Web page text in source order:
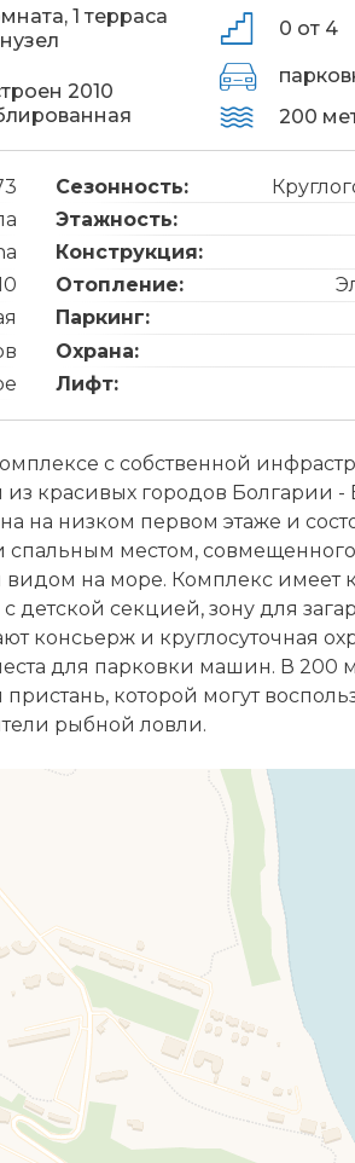
1 терраса
2010
0 от 4
200
Сезонность:
Этажность:
Конструкция:
Отопление:
Паркинг:
Охрана:
Лифт:
с собственной
красивых городов Болгарии -
на низком первом этаже и
спальным местом, совмещенного
видом на море. Кoмплeкс имеет
секцией, зону для
консьерж и крyглoсyтoчнaя
для парковки машин. В 200
которой могут
рыбной ловли.